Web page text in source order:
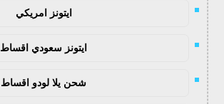
ايتونز امريكي
ايتونز سعودي اقساط
شحن يلا لودو اقساط